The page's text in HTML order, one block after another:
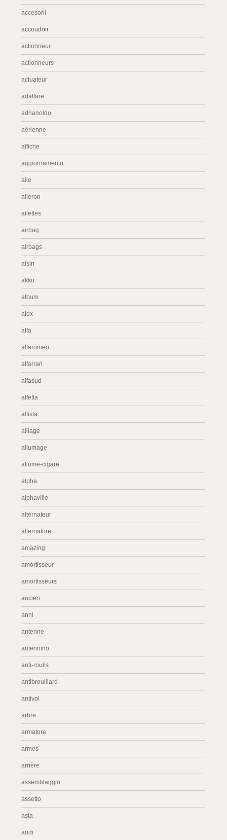
accesorii
accoudoir
actionneur
actionneurs
actuateur
adattare
adrianoldo
aérienne
affiche
aggiornamento
aile
aileron
ailettes
airbag
airbags
aisin
akku
album
alex
alfa
alfaromeo
alfarrari
alfasud
alfetta
alfista
alliage
allumage
allume-cigare
alpha
alphaville
alternateur
alternatore
amazing
amortisseur
amortisseurs
ancien
anni
antenne
antennino
anti-roulis
antibrouillard
antivol
arbre
armature
armes
arrière
assemblaggio
assetto
asta
audi